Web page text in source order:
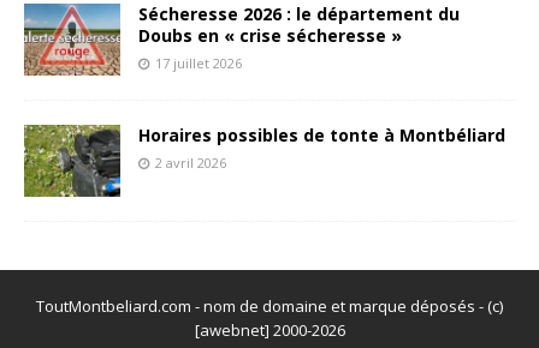
Sécheresse 2026 : le département du
Doubs en « crise sécheresse »
17 juillet 2026
Horaires possibles de tonte à Montbéliard
2 avril 2026
ToutMontbeliard.com - nom de domaine et marque déposés - (c)
[awebnet] 2000-2026